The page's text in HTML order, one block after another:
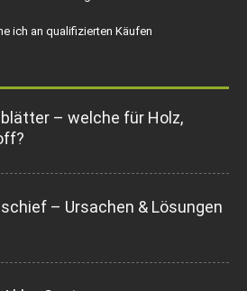
ich an qualifizierten Käufen
– welche für Holz,
– Ursachen & Lösungen